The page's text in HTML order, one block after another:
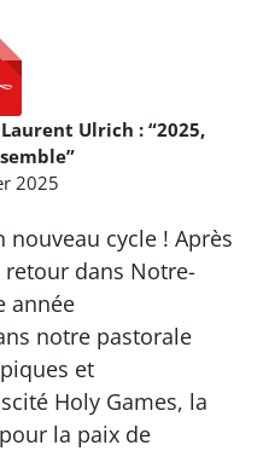
Ulrich : “2025,
2025
cycle ! Après
retour dans Notre-
année
notre pastorale
et
Holy Games, la
la paix de